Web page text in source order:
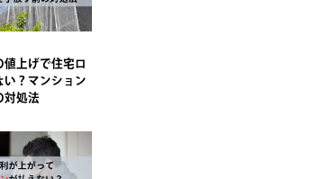
値上げで住宅ロ
い？マンション
対処法